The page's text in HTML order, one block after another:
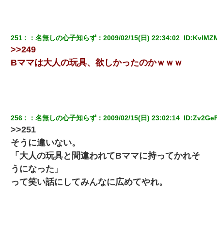
アパートのドアに『ハンザイ者！この人はさいあくの人です』と
張り紙が！大家「面倒はごめんだよ」私「はあ」→警察に行き、
見回りで犯人が捕まったが、それが…｜生活｜ヌルポあんてな
年の暮れに突然息子が職場を訪ねてきた。
【衝撃】女友達から行為中に告白されてOKした結果
彼女にプロポーズしてOK貰った俺、告げられた結婚条件にブチ切
れて無事婚約破棄・・・
251 ：名無しの心子知らず ：2009/02/15(日) 22:34:02 ID:
>>249
Bママは大人の玩具、欲しかったのかｗｗｗ
256 ：名無しの心子知らず ：2009/02/15(日) 23:02:14 ID:
>>251
そうに違いない。
「大人の玩具と間違われてBママに持ってかれそ
うになった」
って笑い話にしてみんなに広めてやれ。